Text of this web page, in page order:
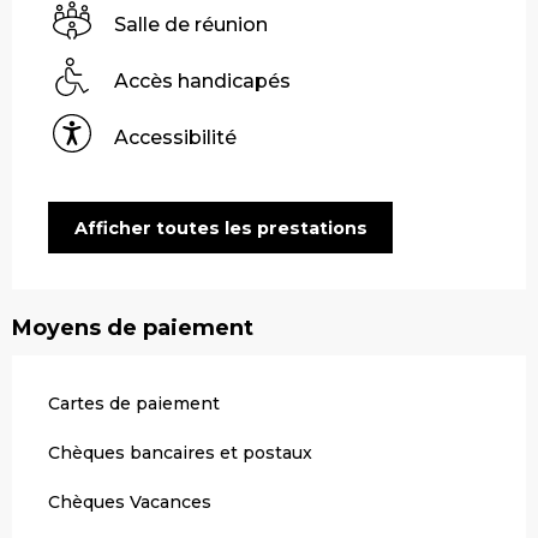
Salle de réunion
Accès handicapés
Accessibilité
Afficher toutes les prestations
Moyens de paiement
Cartes de paiement
Chèques bancaires et postaux
Chèques Vacances